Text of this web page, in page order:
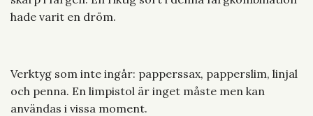
hade varit en dröm.
Verktyg som inte ingår: papperssax, papperslim, linjal
och penna. En limpistol är inget måste men kan
användas i vissa moment.